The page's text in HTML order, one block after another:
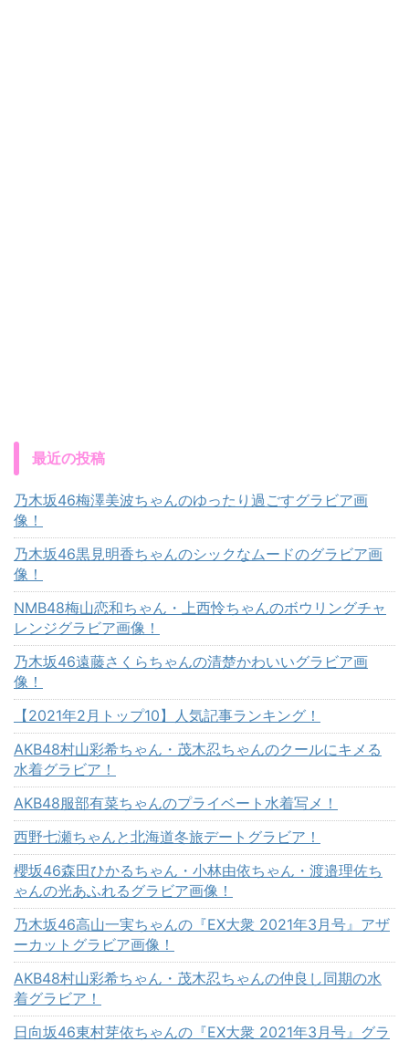
最近の投稿
乃木坂46梅澤美波ちゃんのゆったり過ごすグラビア画
像！
乃木坂46黒見明香ちゃんのシックなムードのグラビア画
像！
NMB48梅山恋和ちゃん・上西怜ちゃんのボウリングチャ
レンジグラビア画像！
乃木坂46遠藤さくらちゃんの清楚かわいいグラビア画
像！
【2021年2月トップ10】人気記事ランキング！
AKB48村山彩希ちゃん・茂木忍ちゃんのクールにキメる
水着グラビア！
AKB48服部有菜ちゃんのプライベート水着写メ！
西野七瀬ちゃんと北海道冬旅デートグラビア！
櫻坂46森田ひかるちゃん・小林由依ちゃん・渡邉理佐ち
ゃんの光あふれるグラビア画像！
乃木坂46高山一実ちゃんの『EX大衆 2021年3月号』アザ
ーカットグラビア画像！
AKB48村山彩希ちゃん・茂木忍ちゃんの仲良し同期の水
着グラビア！
日向坂46東村芽依ちゃんの『EX大衆 2021年3月号』グラ